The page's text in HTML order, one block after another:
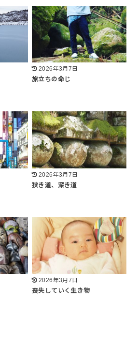
2026年3月7日
旅立ちの命じ
2026年3月7日
狭き道、深き道
2026年3月7日
喪失していく生き物